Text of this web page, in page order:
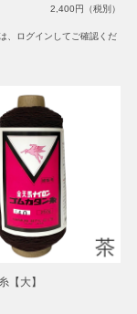
2,400円（税別）
、ログインしてご確認くだ
【大】